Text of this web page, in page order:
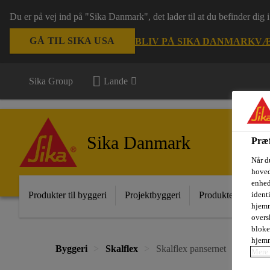
Du er på vej ind på "Sika Danmark", det lader til at du befinder
GÅ TIL SIKA USA BLIV PÅ SIKA DANMARK
Sika Group Lande
Sika Danmark
Produkter til byggeri Projektbyggeri Produkter til
Byggeri Skalflex Skalflex pansernet
Når